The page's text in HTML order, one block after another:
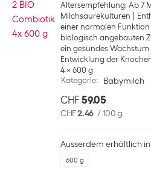
Altersempfehlung: Ab 7
Milchsäurekulturen
einer normalen
biologisch angebauten
ein gesundes
Entwicklung der
4 x 600 g
Kategorie: Babymilch
CHF 59.05
CHF2.46 /100 g
Ausserdem erhältlich
600 g